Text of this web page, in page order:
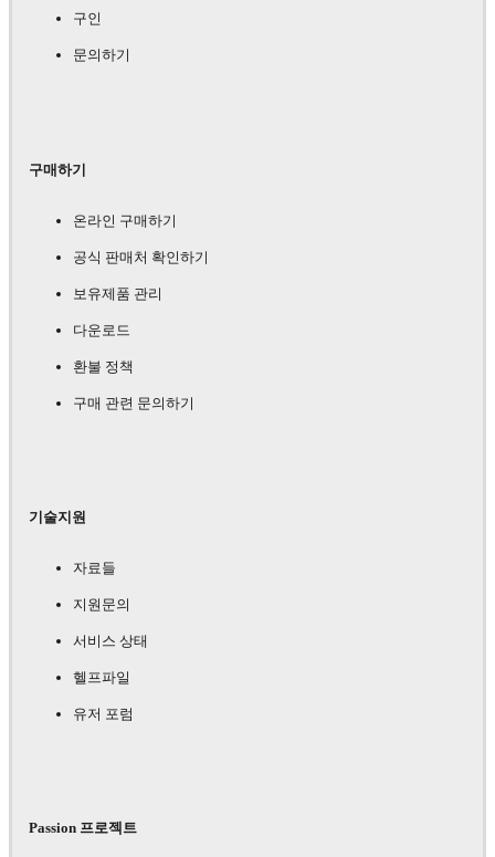
구인
문의하기
구매하기
온라인 구매하기
공식 판매처 확인하기
보유제품 관리
다운로드
환불 정책
구매 관련 문의하기
기술지원
자료들
지원문의
서비스 상태
헬프파일
유저 포럼
Passion 프로젝트